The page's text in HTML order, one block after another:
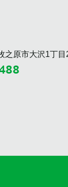
原市大沢1丁目